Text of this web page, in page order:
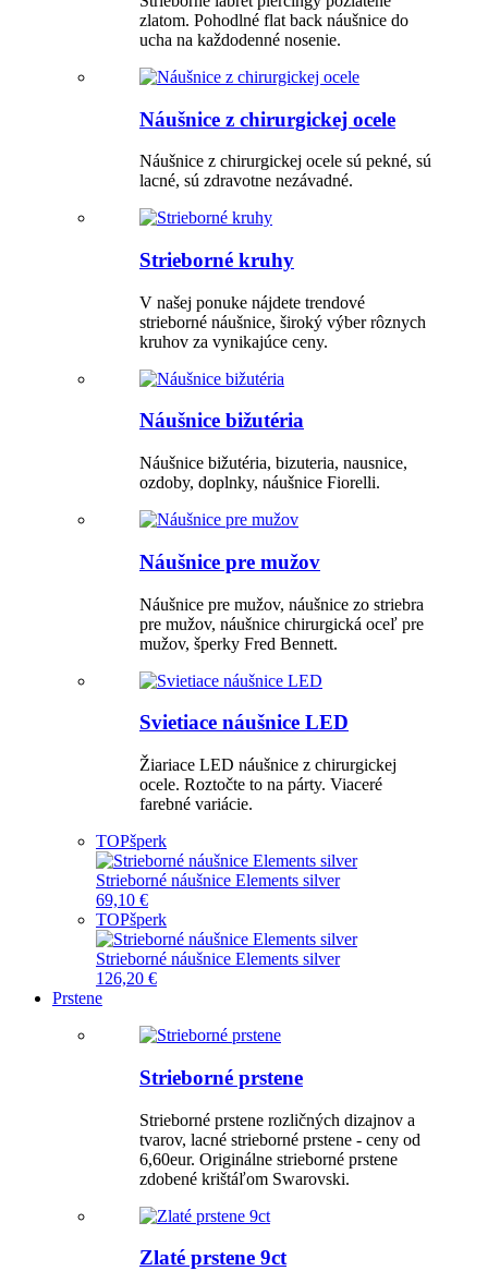
zlatom. Pohodlné flat back náušnice do
ucha na každodenné nosenie.
Náušnice z chirurgickej ocele
Náušnice z chirurgickej ocele sú pekné, sú
lacné, sú zdravotne nezávadné.
Strieborné kruhy
V našej ponuke nájdete trendové
strieborné náušnice, široký výber rôznych
kruhov za vynikajúce ceny.
Náušnice bižutéria
Náušnice bižutéria, bizuteria, nausnice,
ozdoby, doplnky, náušnice Fiorelli.
Náušnice pre mužov
Náušnice pre mužov, náušnice zo striebra
pre mužov, náušnice chirurgická oceľ pre
mužov, šperky Fred Bennett.
Svietiace náušnice LED
Žiariace LED náušnice z chirurgickej
ocele. Roztočte to na párty. Viaceré
farebné variácie.
TOPšperk
Strieborné náušnice Elements silver
69,10 €
TOPšperk
Strieborné náušnice Elements silver
126,20 €
Prstene
Strieborné prstene
Strieborné prstene rozličných dizajnov a
tvarov, lacné strieborné prstene - ceny od
6,60eur. Originálne strieborné prstene
zdobené krištáľom Swarovski.
Zlaté prstene 9ct